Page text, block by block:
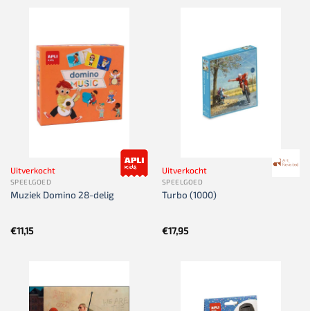
Uitverkocht
SPEELGOED
Muziek Domino 28-delig
€11,15
Uitverkocht
SPEELGOED
Turbo (1000)
€17,95